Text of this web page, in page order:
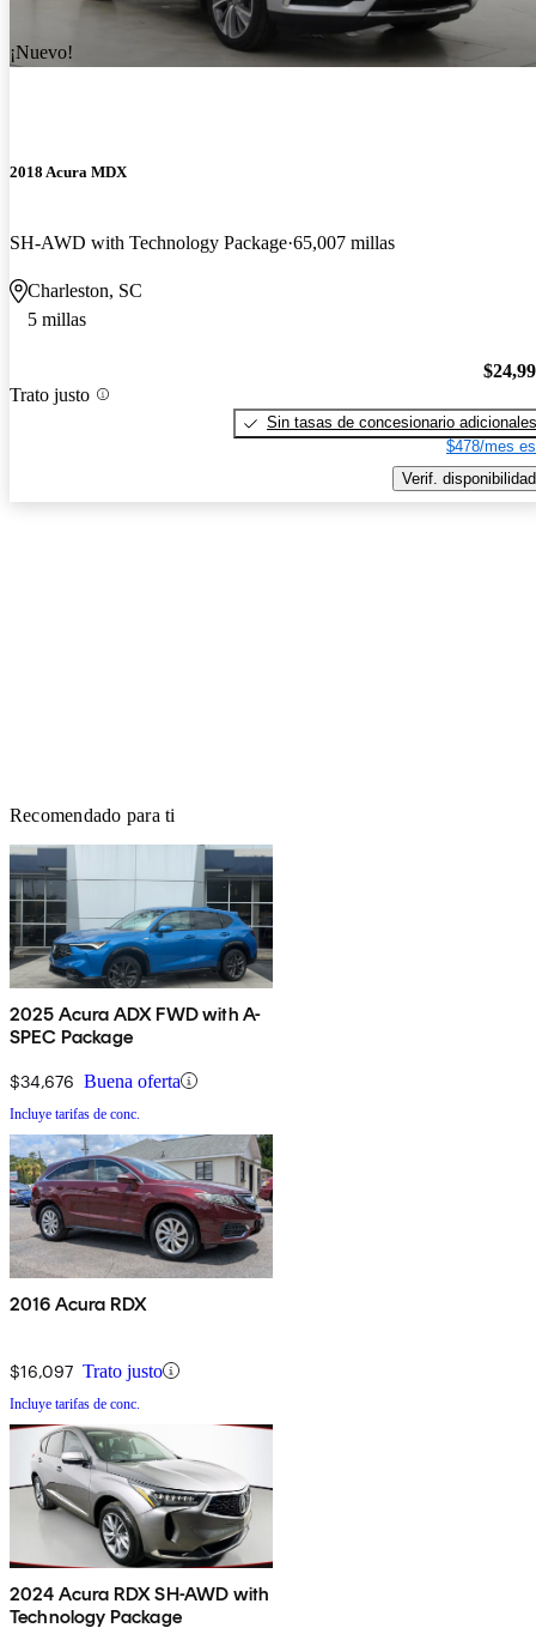
¡Nuevo!
2018 Acura MDX
SH-AWD with Technology Package 65,007 millas
Charleston, SC
5 millas
Trato justo
Sin tasas de concesionario adicionales
$478/mes
Verif. disponibilidad
Recomendado para ti
2025 Acura ADX FWD with A-
SPEC Package
$34,676 Buena oferta
Incluye tarifas de conc.
2016 Acura RDX
$16,097 Trato justo
Incluye tarifas de conc.
2024 Acura RDX SH-AWD with
Technology Package